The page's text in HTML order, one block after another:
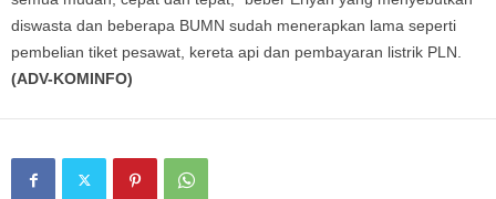
diswasta dan beberapa BUMN sudah menerapkan lama seperti
pembelian tiket pesawat, kereta api dan pembayaran listrik PLN.
(ADV-KOMINFO)